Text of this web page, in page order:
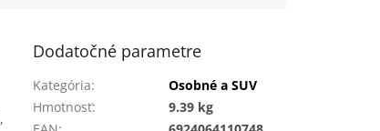
,
Dodatočné parametre
Kategória:
Osobné a SUV
Hmotnosť:
9.39 kg